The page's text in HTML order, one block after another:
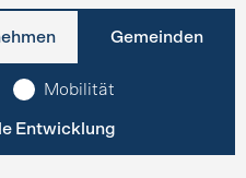
Gemeinden
Mobilität
Entwicklung